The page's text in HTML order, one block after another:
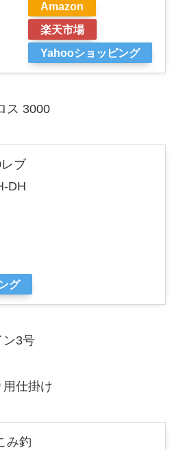
Amazon
楽天市場
Yahooショッピング
ス 3000
ブ
DH
グ
ン3号
仕掛け
み釣